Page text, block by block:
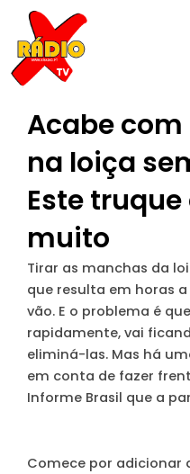
content
Acabe
na loiça
Este
muito
Tirar as manchas da
que resulta em horas
vão. E o problema é
rapidamente, vai
eliminá-las. Mas há
em conta de fazer
Informe Brasil que a
Comece por adicionar